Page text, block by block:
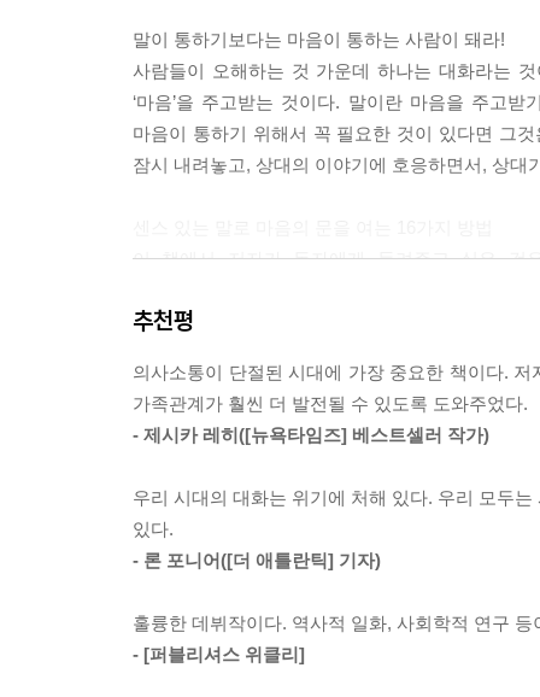
말솜씨가 있는 사람일수록 이런 농담을 던지거나
코 쉬운 일이 아니다. 그래서 우리는 종종 자신이
재기 넘치는 말을 했을 뿐이라고 생각한다. 하지
하버드의 한 연구는 다른 사람에게 공감을 느끼
만으로도, 다른 사람들과의 관계를 증진시킬 수
중요한 것은 양이 아닌 질이다. 하루 종일 말을
할 수 없을 것이다. 그러니 집에 가서 가족들의 말
라. --- p.159
니며, 똑똑한 사람들이 상대의 말에 귀 기울이는
말이 통하기보다는 마음이 통하는 사람이 돼라!
사람들이 오해하는 것 가운데 하나는 대화라는 것
‘마음’을 주고받는 것이다. 말이란 마음을 주고
마음이 통하기 위해서 꼭 필요한 것이 있다면 그
잠시 내려놓고, 상대의 이야기에 호응하면서, 상
이 책에서 저자가 독자에게 들려주고 싶은 것
있다. 대화가 진정 어린 소통이 되려면 대화 스킬
저자가 제시하는 16가지 대화 원칙을 지켜나간다
추천사
가족관계가 훨씬 더 발전될 수 있도록 도와주었다
우리 시대의 대화는 위기에 처해 있다. 우리 모두
훌륭한 데뷔작이다. 역사적 일화, 사회학적 연구
추천평
의사소통이 단절된 시대에 가장 중요한 책이다.
가족관계가 훨씬 더 발전될 수 있도록 도와주었다.
- 제시카 레히([뉴욕타임즈] 베스트셀러 작가)
우리 시대의 대화는 위기에 처해 있다. 우리 모두
있다.
- 론 포니어([더 애틀란틱] 기자)
훌륭한 데뷔작이다. 역사적 일화, 사회학적 연구
- [퍼블리셔스 위클리]